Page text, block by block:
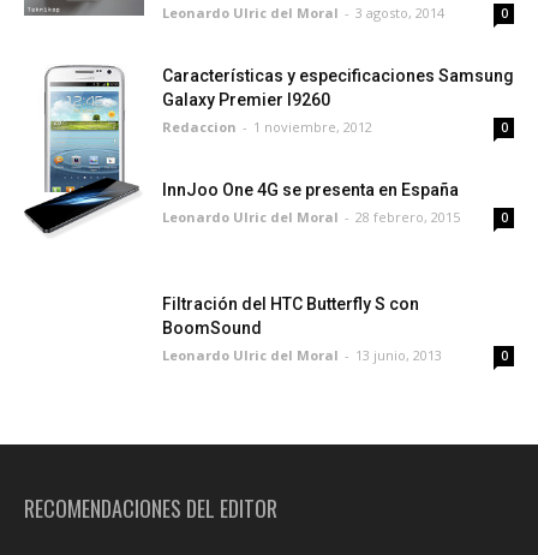
Leonardo Ulric del Moral - 3 agosto, 2014 0
Características y especificaciones Samsung
Galaxy Premier I9260
Redaccion - 1 noviembre, 2012 0
InnJoo One 4G se presenta en España
Leonardo Ulric del Moral - 28 febrero, 2015 0
Filtración del HTC Butterfly S con
BoomSound
Leonardo Ulric del Moral - 13 junio, 2013 0
RECOMENDACIONES DEL EDITOR